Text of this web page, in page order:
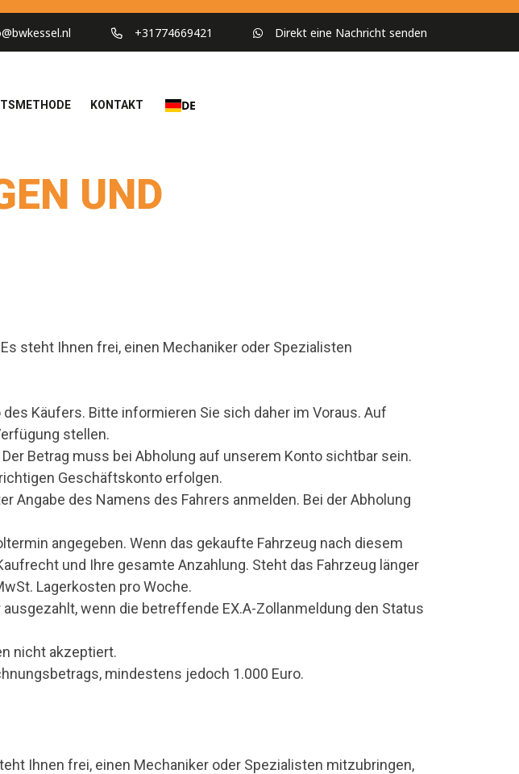
+31774669421 Direkt eine Nachricht senden
KONTAKT DE
UND
steht Ihnen frei, einen Mechaniker oder Spezialisten
Käufers. Bitte informieren Sie sich daher im Voraus. Auf
stellen.
Betrag muss bei Abholung auf unserem Konto sichtbar sein.
Geschäftskonto erfolgen.
Angabe des Namens des Fahrers anmelden. Bei der Abholung
angegeben. Wenn das gekaufte Fahrzeug nach diesem
und Ihre gesamte Anzahlung. Steht das Fahrzeug länger
Lagerkosten pro Woche.
wenn die betreffende EX.A-Zollanmeldung den Status
nicht akzeptiert.
mindestens jedoch 1.000 Euro.
Ihnen frei, einen Mechaniker oder Spezialisten mitzubringen,